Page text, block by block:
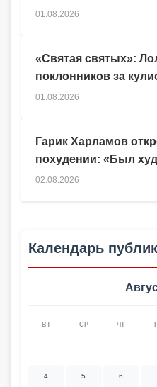
Гарик Харламов
похудении: «Был
02.08.2026
01.08.2026
«Святая святых»:
поклонников за
01.08.2026
Календарь
ВТ СР ЧТ
4 5 6